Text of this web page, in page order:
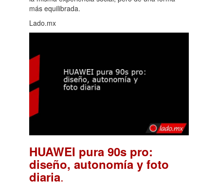
más equilibrada.
Lado.mx
HUAWEI pura 90s pro:
diseño, autonomía y foto
diaria.